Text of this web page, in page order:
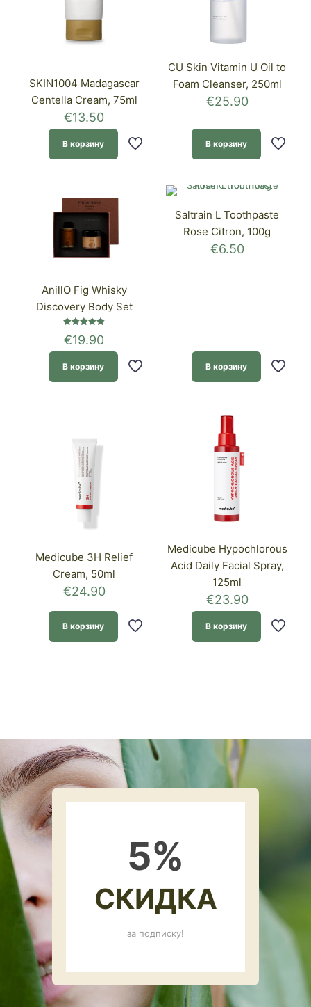
SKIN1004 Madagascar
Centella Cream, 75ml
€13.50
В корзину
CU Skin Vitamin U Oil to
Foam Cleanser, 250ml
€25.90
В корзину
AnillO Fig Whisky
Discovery Body Set
5.00
€19.90
В корзину
Saltrain L Toothpaste
Rose Citron, 100g
€6.50
В корзину
Medicube 3H Relief
Cream, 50ml
€24.90
В корзину
Medicube Hypochlorous
Acid Daily Facial Spray,
125ml
€23.90
В корзину
5%
СКИДКА
за подписку!